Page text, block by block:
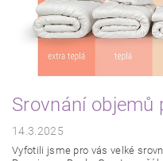
Srovnání objemů
14.3.2025
Vyfotili jsme pro vás velké